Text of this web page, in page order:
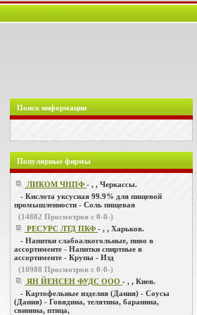
Поиск информации
Популярные фирмы
ЛИКОМ ЧНПФ - , , Черкассы.
- Кислота уксусная 99.9% для пищевой
промышленности - Соль пищевая
(14882 Просмотров с 0-0-)
РЕСУРС ЛТД ПКФ - , , Харьков.
- Напитки слабоалкогольные, пиво в
ассортименте - Напитки спиртные в
ассортименте - Крупы - Изд
(10988 Просмотров с 0-0-)
ЯН ЙЕНСЕН ФУДС ООО - , , Киев.
- Картофельные изделия (Дания) - Соусы
(Дания) - Говядина, телятина, баранина,
свинина, птица,